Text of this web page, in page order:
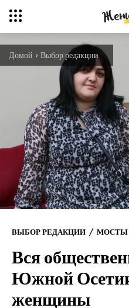
Домой Выбор редакции
ВЫБОР РЕДАКЦИИ МОСТЫ
Вся
Южной
женщины